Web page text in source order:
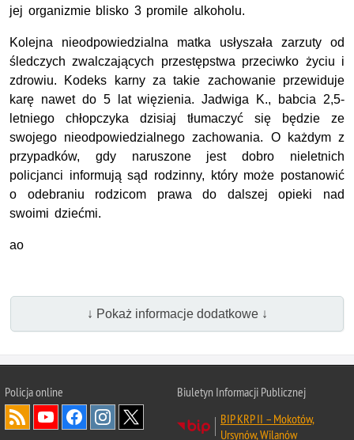
jej organizmie blisko 3 promile alkoholu.
Kolejna nieodpowiedzialna matka usłyszała zarzuty od
śledczych zwalczających przestępstwa przeciwko życiu i
zdrowiu. Kodeks karny za takie zachowanie przewiduje
karę nawet do 5 lat więzienia. Jadwiga K., babcia 2,5-
letniego chłopczyka dzisiaj tłumaczyć się będzie ze
swojego nieodpowiedzialnego zachowania. O każdym z
przypadków, gdy naruszone jest dobro nieletnich
policjanci informują sąd rodzinny, który może postanowić
o odebraniu rodzicom prawa do dalszej opieki nad
swoimi dziećmi.
ao
↓ Pokaż informacje dodatkowe ↓
Policja online
Biuletyn Informacji Publicznej
BIP KRP II – Mokotów,
Ursynów, Wilanów